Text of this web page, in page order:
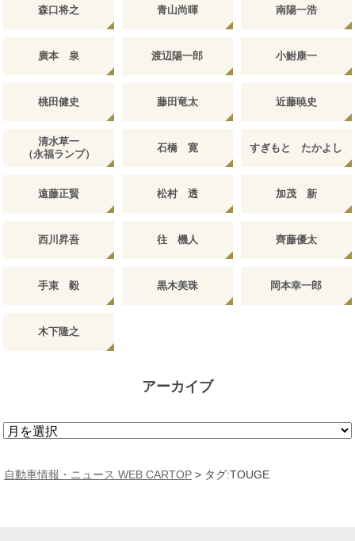
森口将之 青山尚暉 南陽一浩
廣本 泉 渡辺陽一郎 小鮒康一
桃田健史 藤田竜太 近藤暁史
清水草一
（永福ランプ）
石橋 寛 すぎもと たかよし
遠藤正賢 松村 透 加茂 新
西川昇吾 往 機人 齊藤優太
手束 毅 黒木美珠 岡本幸一郎
木下隆之
アーカイブ
ア
カ
自動車情報・ニュース WEB CARTOP > タグ:TOUGE